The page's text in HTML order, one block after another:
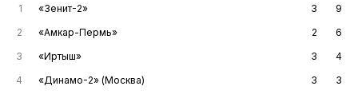
1 «Зенит-2» 3
9
2
«Амкар-Пермь» 2
6
3
«Иртыш» 3
4
4
«Динамо-2» (Москва) 3
3